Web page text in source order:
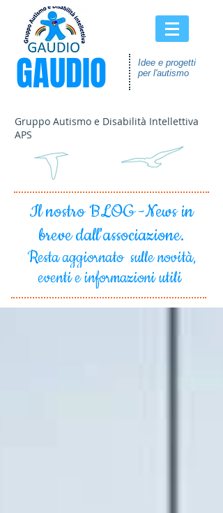
GAUDIO
Idee e progetti
per l'autismo
Gruppo Autismo e Disabilità Intellettiva
APS
Il nostro BLOG -News in
breve dall'associazione.
Resta aggiornato sulle novità,
eventi e informazioni utili